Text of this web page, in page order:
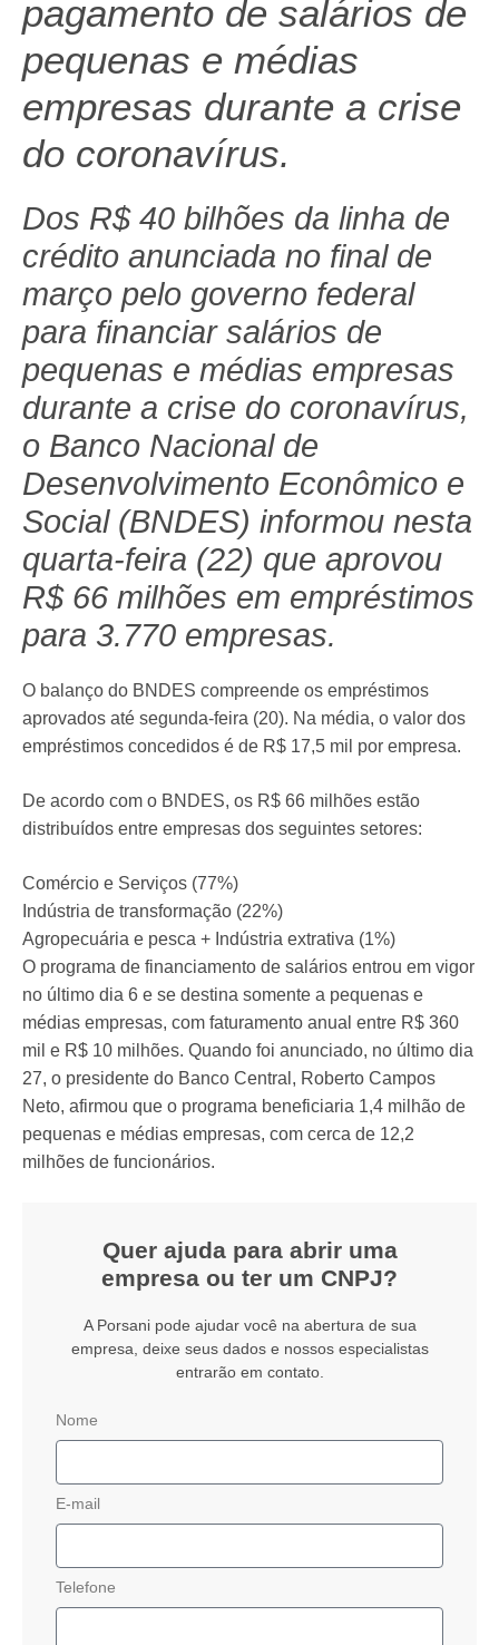
pagamento de salários de
pequenas e médias
empresas durante a crise
do coronavírus.
Dos R$ 40 bilhões da linha de
crédito anunciada no final de
março pelo governo federal
para financiar salários de
pequenas e médias empresas
durante a crise do coronavírus,
o Banco Nacional de
Desenvolvimento Econômico e
Social (BNDES) informou nesta
quarta-feira (22) que aprovou
R$ 66 milhões em empréstimos
para 3.770 empresas.
O balanço do BNDES compreende os empréstimos
aprovados até segunda-feira (20). Na média, o valor dos
empréstimos concedidos é de R$ 17,5 mil por empresa.
De acordo com o BNDES, os R$ 66 milhões estão
distribuídos entre empresas dos seguintes setores:
Comércio e Serviços (77%)
Indústria de transformação (22%)
Agropecuária e pesca + Indústria extrativa (1%)
O programa de financiamento de salários entrou em vigor
no último dia 6 e se destina somente a pequenas e
médias empresas, com faturamento anual entre R$ 360
mil e R$ 10 milhões. Quando foi anunciado, no último dia
27, o presidente do Banco Central, Roberto Campos
Neto, afirmou que o programa beneficiaria 1,4 milhão de
pequenas e médias empresas, com cerca de 12,2
milhões de funcionários.
Quer ajuda para abrir uma
empresa ou ter um CNPJ?
A Porsani pode ajudar você na abertura de sua
empresa, deixe seus dados e nossos especialistas
entrarão em contato.
Nome
E-mail
Telefone